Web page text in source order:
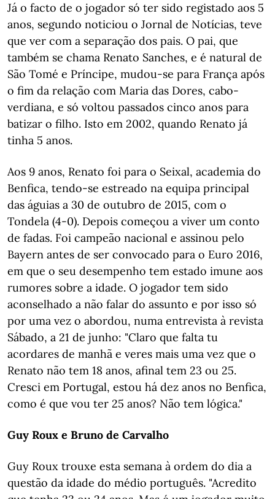
Já o facto de o jogador só ter sido registado aos 5
anos, segundo noticiou o Jornal de Notícias, teve
que ver com a separação dos pais. O pai, que
também se chama Renato Sanches, e é natural de
São Tomé e Príncipe, mudou-se para França após
o fim da relação com Maria das Dores, cabo-
verdiana, e só voltou passados cinco anos para
batizar o filho. Isto em 2002, quando Renato já
tinha 5 anos.
Aos 9 anos, Renato foi para o Seixal, academia do
Benfica, tendo-se estreado na equipa principal
das águias a 30 de outubro de 2015, com o
Tondela (4-0). Depois começou a viver um conto
de fadas. Foi campeão nacional e assinou pelo
Bayern antes de ser convocado para o Euro 2016,
em que o seu desempenho tem estado imune aos
rumores sobre a idade. O jogador tem sido
aconselhado a não falar do assunto e por isso só
por uma vez o abordou, numa entrevista à revista
Sábado, a 21 de junho: "Claro que falta tu
acordares de manhã e veres mais uma vez que o
Renato não tem 18 anos, afinal tem 23 ou 25.
Cresci em Portugal, estou há dez anos no Benfica,
como é que vou ter 25 anos? Não tem lógica."
Guy Roux e Bruno de Carvalho
Guy Roux trouxe esta semana à ordem do dia a
questão da idade do médio português. "Acredito